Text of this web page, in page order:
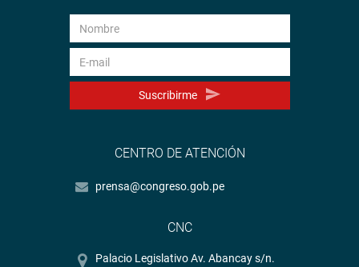
Suscribirme
CENTRO DE ATENCIÓN
prensa@congreso.gob.pe
CNC
Palacio Legislativo Av. Abancay s/n.